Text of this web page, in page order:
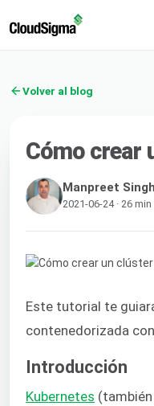
Volver al blog
Cómo crear
Manpreet Singh
2021-06-24 · 26 min
Este tutorial te
contenedorizada con
Introducción
Kubernetes